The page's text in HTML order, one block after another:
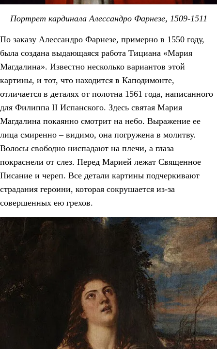
Портрет кардинала Алессандро Фарнезе, 1509-1511
По заказу Алессандро Фарнезе, примерно в 1550 году,
была создана выдающаяся работа Тициана «Мария
Магдалина». Известно несколько вариантов этой
картины, и тот, что находится в Каподимонте,
отличается в деталях от полотна 1561 года, написанного
для Филиппа II Испанского. Здесь святая Мария
Магдалина покаянно смотрит на небо. Выражение ее
лица смиренно – видимо, она погружена в молитву.
Волосы свободно ниспадают на плечи, а глаза
покраснели от слез. Перед Марией лежат Священное
Писание и череп. Все детали картины подчеркивают
страдания героини, которая сокрушается из-за
совершенных ею грехов.